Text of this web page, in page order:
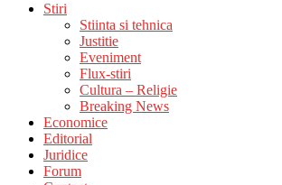
Stiri
Stiinta si tehnica
Justitie
Eveniment
Flux-stiri
Cultura – Religie
Breaking News
Economice
Editorial
Juridice
Forum